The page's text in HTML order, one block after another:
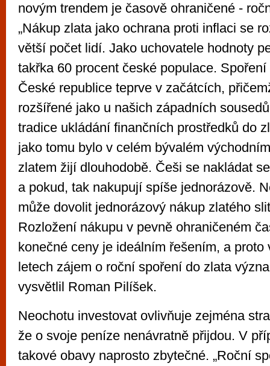
novým trendem je časově ohraničené -
„Nákup zlata jako ochrana proti inflaci se
větší počet lidí. Jako uchovatele hodnoty
takřka 60 procent české populace.
České republice teprve v začátcích,
rozšířené jako u našich západních
tradice ukládání finančních prostředků do
jako tomu bylo v celém bývalém
zlatem žijí dlouhodobě. Češi se nakládat
a pokud, tak nakupují spíše jednorázově.
může dovolit jednorázový nákup zlatého
Rozložení nákupu v pevně ohraničeném
konečné ceny je ideálním řešením, a proto
letech zájem o roční spoření do zlata
vysvětlil Roman Pilíšek.
Neochotu investovat ovlivňuje zejména
že o svoje peníze nenávratně přijdou. V
takové obavy naprosto zbytečné. „Roční